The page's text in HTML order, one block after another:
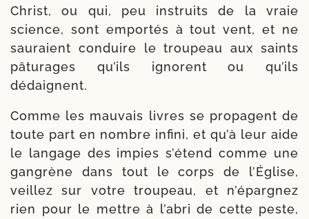
Christ, ou qui, peu ins­truits de la vraie
science, sont empor­tés à tout vent, et ne
sau­raient conduire le trou­peau aux saints
pâtu­rages qu’ils ignorent ou qu’ils
dédaignent.
Comme les mau­vais livres se pro­pagent de
toute part en nombre infi­ni, et qu’à leur aide
le lan­gage des impies s’é­tend comme une
gan­grène dans tout le corps de l’Église,
veillez sur votre trou­peau, et n’é­par­gnez
rien pour le mettre à l’a­bri de cette peste,